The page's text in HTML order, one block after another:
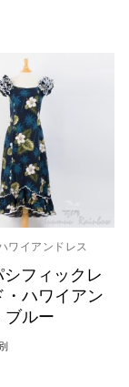
ワイアンドレス
シフィックレ
・ハワイアン
ブルー